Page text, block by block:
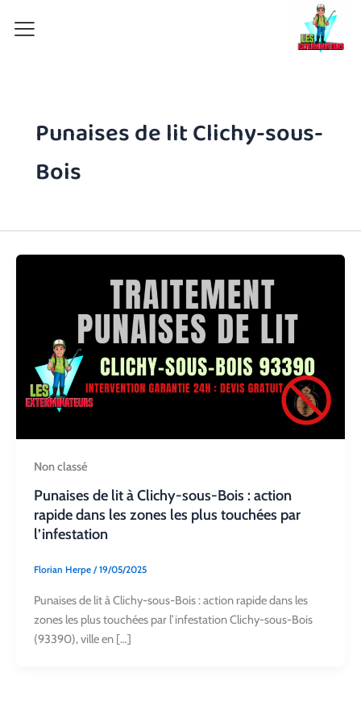
Punaises de lit Clichy-sous-
Bois
Non classé
Punaises de lit à Clichy-sous-Bois : action
rapide dans les zones les plus touchées par
l’infestation
Florian Herpe /19/05/2025
Punaises de lit à Clichy-sous-Bois : action rapide dans les
zones les plus touchées par l’infestation Clichy-sous-Bois
(93390), ville en […]